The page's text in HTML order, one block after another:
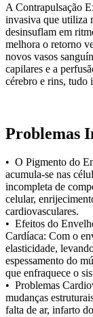
A Contrapulsação
invasiva que utiliza
desinsuflam em
melhora o retorno
novos vasos
capilares e a
cérebro e rins, tudo
Problemas
• O Pigmento do
acumula-se nas
incompleta de
celular,
cardiovasculares.
• Efeitos do
Cardíaca: Com o
elasticidade,
espessamento do
que enfraquece o
• Problemas
mudanças
falta de ar, infarto